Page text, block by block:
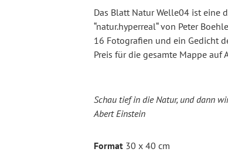
Das Blatt Natur Welle04 ist eine
“natur.hyperreal“ von Peter
16 Fotografien und ein Gedicht
Preis für die gesamte Mappe auf
Schau tief in die Natur, und dann
Abert Einstein
Format 30 x 40 cm